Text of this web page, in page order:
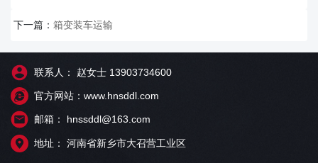
下一篇： 箱变装车运输
联系人： 赵女士 13903734600
官方网站：www.hnsddl.com
邮箱： hnssddl@163.com
地址： 河南省新乡市大召营工业区